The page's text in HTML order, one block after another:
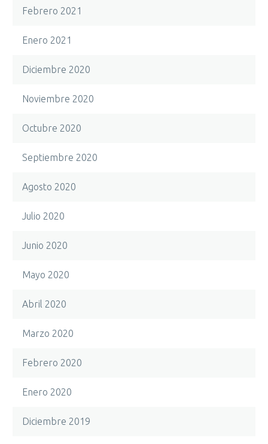
Febrero 2021
Enero 2021
Diciembre 2020
Noviembre 2020
Octubre 2020
Septiembre 2020
Agosto 2020
Julio 2020
Junio 2020
Mayo 2020
Abril 2020
Marzo 2020
Febrero 2020
Enero 2020
Diciembre 2019